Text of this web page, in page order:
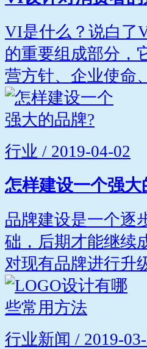
VI是什么？说白了
的重要组成部分，
营方针、企业使命
行业 / 2019-04-02
怎样建设一个强大
品牌建设是一个逐
础，后期才能继续
对现有品牌进行升
行业新闻 / 2019-